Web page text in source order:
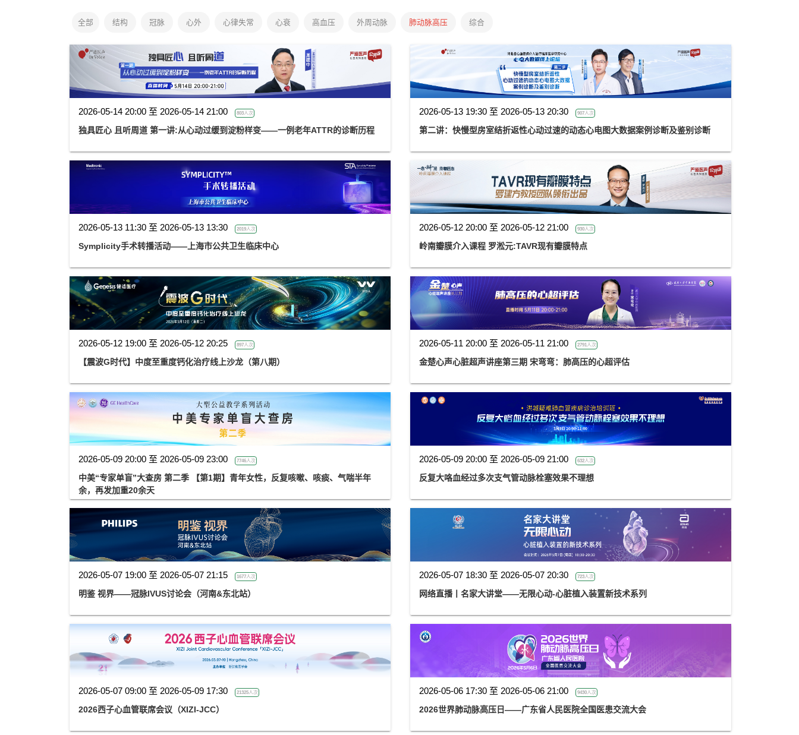
全部 结构 冠脉 心外 心律失常 心衰 高血压 外周动脉 肺动脉高压 综合
2026-05-14 20:00 至 2026-05-14 21:00 803人次
独具匠心 且听周道 第一讲:从心动过缓到淀粉样变——一例老年ATTR的诊断历程
2026-05-13 19:30 至 2026-05-13 20:30 907人次
第二讲：快慢型房室结折返性心动过速的动态心电图大数据案例诊断及鉴别诊断
2026-05-13 11:30 至 2026-05-13 13:30 2019人次
Symplicity手术转播活动——上海市公共卫生临床中心
2026-05-12 20:00 至 2026-05-12 21:00 930人次
岭南瓣膜介入课程 罗淞元:TAVR现有瓣膜特点
2026-05-12 19:00 至 2026-05-12 20:25 897人次
【震波G时代】中度至重度钙化治疗线上沙龙（第八期）
2026-05-11 20:00 至 2026-05-11 21:00 2791人次
金楚心声心脏超声讲座第三期 宋弯弯：肺高压的心超评估
2026-05-09 20:00 至 2026-05-09 23:00 7746人次
中美“专家单盲”大查房 第二季 【第1期】青年女性，反复咳嗽、咳痰、气喘半年
余，再发加重20余天
2026-05-09 20:00 至 2026-05-09 21:00 632人次
反复大咯血经过多次支气管动脉栓塞效果不理想
2026-05-07 19:00 至 2026-05-07 21:15 1677人次
明鉴 视界——冠脉IVUS讨论会（河南&东北站）
2026-05-07 18:30 至 2026-05-07 20:30 723人次
网络直播丨名家大讲堂——无限心动-心脏植入装置新技术系列
2026-05-07 09:00 至 2026-05-09 17:30 21325人次
2026西子心血管联席会议（XIZI-JCC）
2026-05-06 17:30 至 2026-05-06 21:00 9430人次
2026世界肺动脉高压日——广东省人民医院全国医患交流大会